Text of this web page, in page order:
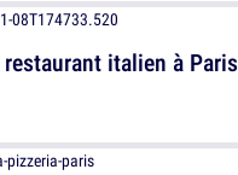
italien à Paris